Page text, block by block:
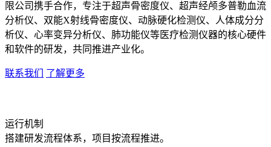
限公司携手合作，专注于超声骨密度仪、超声经颅多普勒血流
分析仪、双能X射线骨密度仪、动脉硬化检测仪、人体成分分
析仪、心率变异分析仪、肺功能仪等医疗检测仪器的核心硬件
和软件的研发，共同推进产业化。
联系我们 了解更多
运行机制
搭建研发流程体系，项目按流程推进。